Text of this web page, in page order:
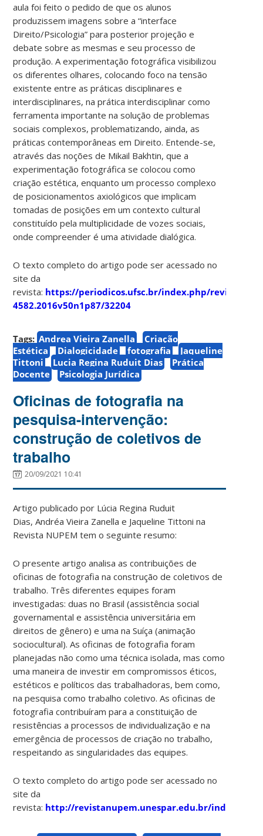
aula foi feito o pedido de que os alunos
produzissem imagens sobre a “interface
Direito/Psicologia” para posterior projeção e
debate sobre as mesmas e seu processo de
produção. A experimentação fotográfica visibilizou
os diferentes olhares, colocando foco na tensão
existente entre as práticas disciplinares e
interdisciplinares, na prática interdisciplinar como
ferramenta importante na solução de problemas
sociais complexos, problematizando, ainda, as
práticas contemporâneas em Direito. Entende-se,
através das noções de Mikail Bakhtin, que a
experimentação fotográfica se colocou como
criação estética, enquanto um processo complexo
de posicionamentos axiológicos que implicam
tomadas de posições em um contexto cultural
constituído pela multiplicidade de vozes sociais,
onde compreender é uma atividade dialógica.
O texto completo do artigo pode ser acessado no
site da
revista: https://periodicos.ufsc.br/index.php/revistacfh/
4582.2016v50n1p87/32204
Tags: Andrea Vieira Zanella
Criação
Estética
Dialogicidade fotografia
Jaqueline
Tittoni
Lucia Regina Ruduit Dias
Prática
Docente
Psicologia Jurídica
Oficinas de fotografia na
pesquisa-intervenção:
construção de coletivos de
trabalho
20/09/2021 10:41
Artigo publicado por Lúcia Regina Ruduit
Dias,Andréa Vieira Zanella e Jaqueline Tittonina
Revista NUPEM tem o seguinte resumo:
O presente artigo analisa as contribuições de
oficinas de fotografia na construção de coletivos de
trabalho. Três diferentes equipes foram
investigadas: duas no Brasil (assistência social
governamental e assistência universitária em
direitos de gênero) e uma na Suíça (animação
sociocultural). As oficinas de fotografia foram
planejadas não como uma técnica isolada, mas como
uma maneira de investir em compromissos éticos,
estéticos e políticos das trabalhadoras, bem como,
na pesquisa como trabalho coletivo. As oficinas de
fotografia contribuíram para a constituição de
resistências a processos de individualização e na
emergência de processos de criação no trabalho,
respeitando as singularidades das equipes.
O texto completo do artigo pode ser acessado no
site da
revista: http://revistanupem.unespar.edu.br/